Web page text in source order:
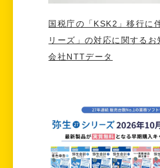
国税庁の「KSK2」移行に
リーズ」の対応に関するお
会社NTTデータ